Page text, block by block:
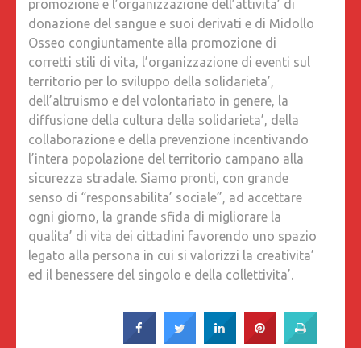
promozione e l’organizzazione dell’attivita’ di
donazione del sangue e suoi derivati e di Midollo
Osseo congiuntamente alla promozione di
corretti stili di vita, l’organizzazione di eventi sul
territorio per lo sviluppo della solidarieta’,
dell’altruismo e del volontariato in genere, la
diffusione della cultura della solidarieta’, della
collaborazione e della prevenzione incentivando
l’intera popolazione del territorio campano alla
sicurezza stradale. Siamo pronti, con grande
senso di “responsabilita’ sociale”, ad accettare
ogni giorno, la grande sfida di migliorare la
qualita’ di vita dei cittadini favorendo uno spazio
legato alla persona in cui si valorizzi la creativita’
ed il benessere del singolo e della collettivita’.